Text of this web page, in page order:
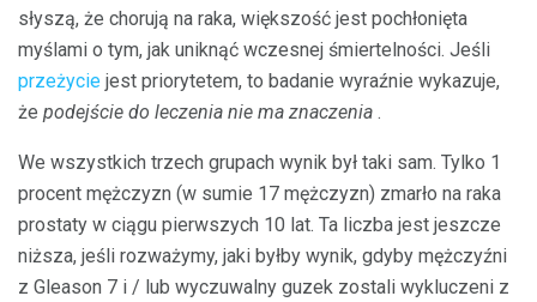
słyszą, że chorują na raka, większość jest pochłonięta
myślami o tym, jak uniknąć wczesnej śmiertelności. Jeśli
przeżycie jest priorytetem, to badanie wyraźnie wykazuje,
że podejście do leczenia nie ma znaczenia .
We wszystkich trzech grupach wynik był taki sam. Tylko 1
procent mężczyzn (w sumie 17 mężczyzn) zmarło na raka
prostaty w ciągu pierwszych 10 lat. Ta liczba jest jeszcze
niższa, jeśli rozważymy, jaki byłby wynik, gdyby mężczyźni
z Gleason 7 i / lub wyczuwalny guzek zostali wykluczeni z